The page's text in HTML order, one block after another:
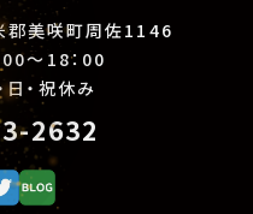
美咲町周佐1146
00〜18：00
日・祝休み
2632